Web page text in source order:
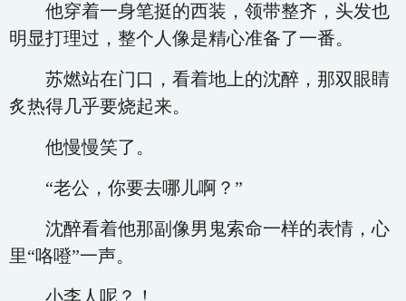
他穿着一身笔挺的西装，领带整齐，头发也
明显打理过，整个人像是精心准备了一番。
苏燃站在门口，看着地上的沈醉，那双眼睛
炙热得几乎要烧起来。
他慢慢笑了。
“老公，你要去哪儿啊？”
沈醉看着他那副像男鬼索命一样的表情，心
里“咯噔”一声。
小李人呢？！